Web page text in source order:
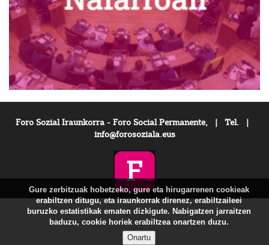
Foro Sozial Iraunkorra - Foro Social Permanente, | Tel. |
info@forosoziala.eus
Gure zerbitzuak hobetzeko, gure eta hirugarrenen cookieak
erabiltzen ditugu, eta iraunkorrak direnez, erabiltzaileei
buruzko estatistikak ematen dizkigute. Nabigatzen jarraitzen
baduzu, cookie horiek erabiltzea onartzen duzu.